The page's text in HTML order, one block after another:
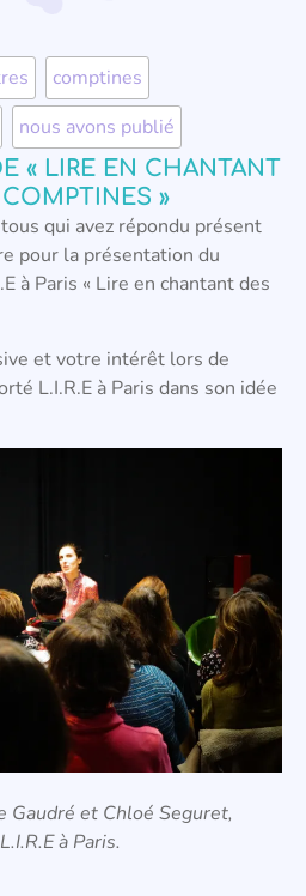
comptines
nous avons publié
« LIRE EN CHANTANT
»
qui avez répondu présent
pour la présentation du
à Paris « Lire en chantant des
et votre intérêt lors de
L.I.R.E à Paris dans son idée
Gaudré et Chloé Seguret,
à Paris.